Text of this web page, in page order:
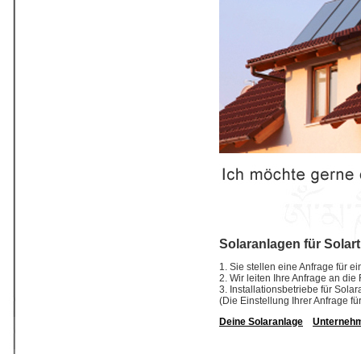
Solaranlagen für
1. Sie stellen eine Anfrage für
2. Wir leiten Ihre Anfrage an
3. Installationsbetriebe für
(Die Einstellung Ihrer Anfrage
Deine Solaranlage